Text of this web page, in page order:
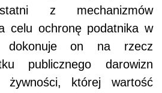
z mechanizmów
celu ochronę podatnika w
dokonuje on na rzecz
publicznego darowizn
żywności, której wartość